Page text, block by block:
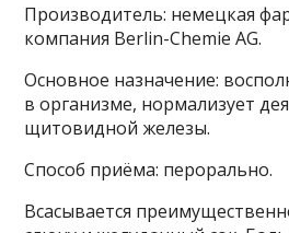
Производитель: немецкая
компания Berlin-Chemie AG.
Основное назначение:
в организме, нормализует
щитовидной железы.
Способ приёма: перорально.
Всасывается